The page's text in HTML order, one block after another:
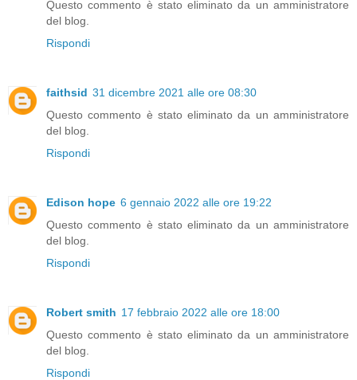
Questo commento è stato eliminato da un amministratore
del blog.
Rispondi
faithsid 31 dicembre 2021 alle ore 08:30
Questo commento è stato eliminato da un amministratore
del blog.
Rispondi
Edison hope 6 gennaio 2022 alle ore 19:22
Questo commento è stato eliminato da un amministratore
del blog.
Rispondi
Robert smith 17 febbraio 2022 alle ore 18:00
Questo commento è stato eliminato da un amministratore
del blog.
Rispondi